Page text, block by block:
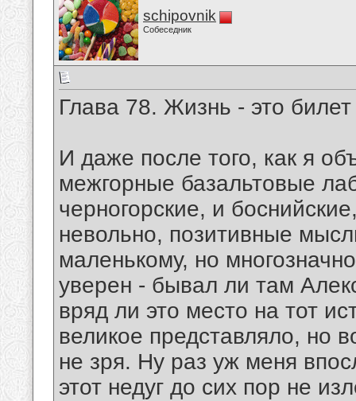
schipovnik
Собеседник
Глава 78. Жизнь - это
И даже после того, как я
межгорные базальтовые
черногорские, и
невольно, позитивные
маленькому, но
уверен - бывал ли там
вряд ли это место на тот
великое представляло, но
не зря. Ну раз уж меня
этот недуг до сих пор не